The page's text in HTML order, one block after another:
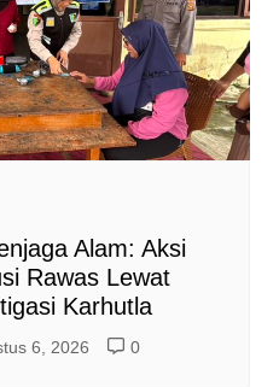
Alam: Aksi
Rawas Lewat
Karhutla
6, 2026 0